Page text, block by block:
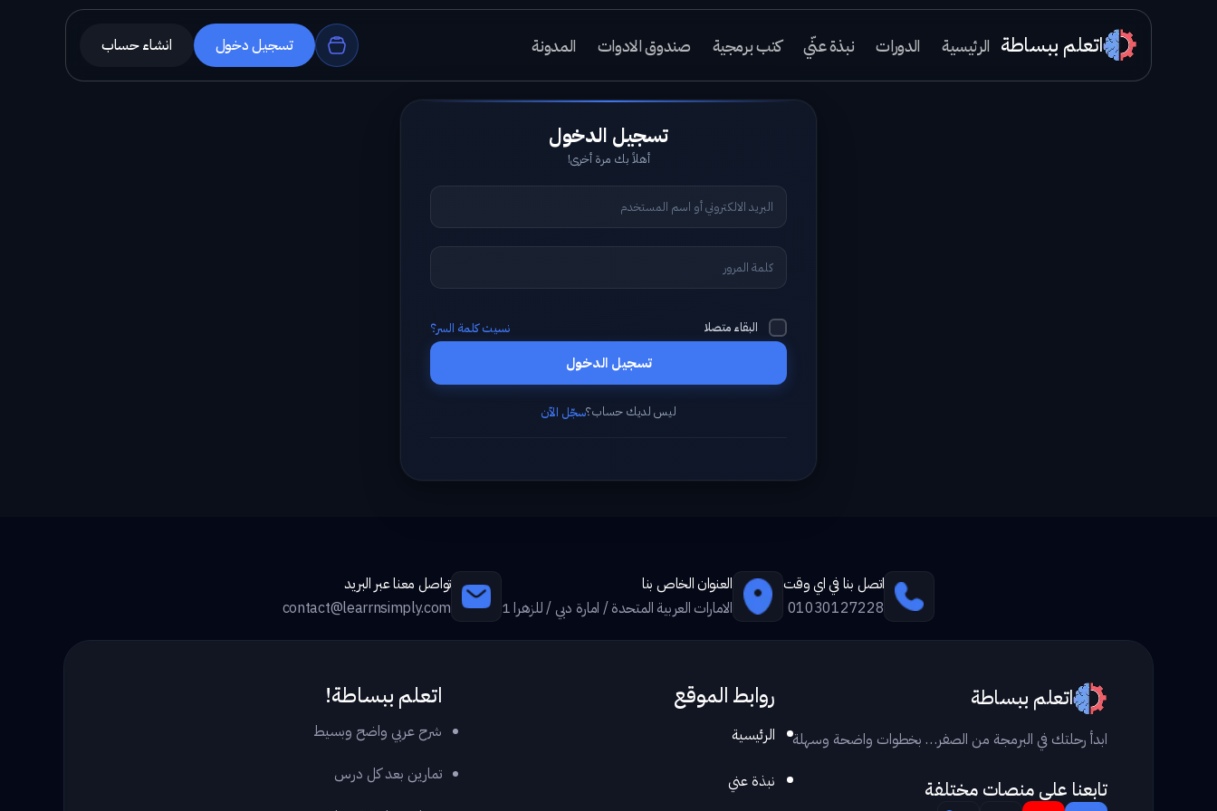
اتعلم ببساطة الرئيسية الدورات نبذة عنّي كتب برمجية صندوق الادوات المدونة تسجيل دخول انشاء حساب
أهلاً بك مرة أخرى!
البقاء متصلا نسيت كلمة السر؟
تسجيل الدخول
ليس لديك حساب؟سجّل الآن
اتصل بنا في اي وقت
01030127228
العنوان الخاص بنا
الامارات العربية المتحدة / امارة دبي / للزهرا 1
تواصل معنا عبر البريد
contact@learrnsimply.com
اتعلم ببساطة
ابدأ رحلتك في البرمجة من الصفر… بخطوات واضحة وسهلة
تابعنا علي منصات مختلفة
روابط الموقع
الرئيسية
نبذة عني
اتعلم ببساطة!
شرح عربي واضح وبسيط
تمارين بعد كل درس